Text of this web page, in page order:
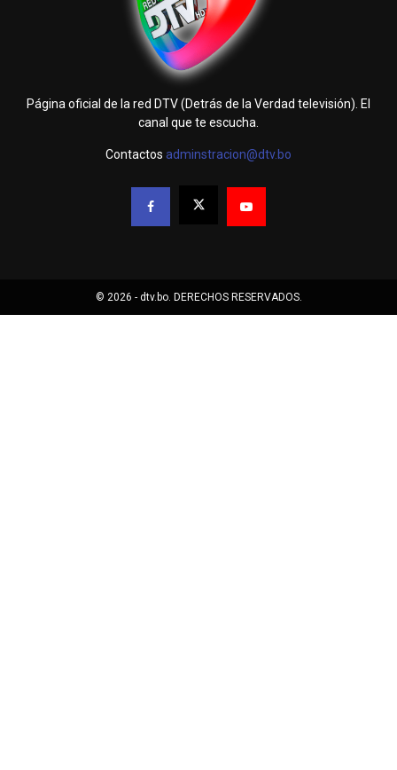
Página oficial de la red DTV (Detrás de la Verdad televisión). El
canal que te escucha.
Contactos adminstracion@dtv.bo
© 2026 - dtv.bo. DERECHOS RESERVADOS.